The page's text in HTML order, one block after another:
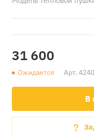
31 600
Ожидается Арт.
В